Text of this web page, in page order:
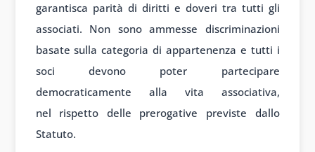
garantisca parità di diritti e doveri tra tutti gli
associati. Non sono ammesse discriminazioni
basate sulla categoria di appartenenza e tutti i
soci devono poter partecipare
democraticamente alla vita associativa,
nel rispetto delle prerogative previste dallo
Statuto.